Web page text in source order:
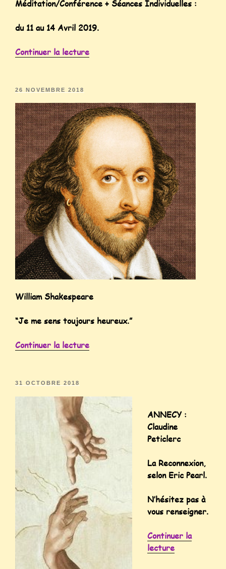
Méditation/Conférence + Séances Individuelles :
du 11 au 14 Avril 2019.
Continuer la lecture
26 NOVEMBRE 2018
William Shakespeare
“Je me sens toujours heureux.”
Continuer la lecture
31 OCTOBRE 2018
ANNECY :
Claudine
Peticlerc
La Reconnexion,
selon Eric Pearl.
N’hésitez pas à
vous renseigner.
Continuer la
lecture